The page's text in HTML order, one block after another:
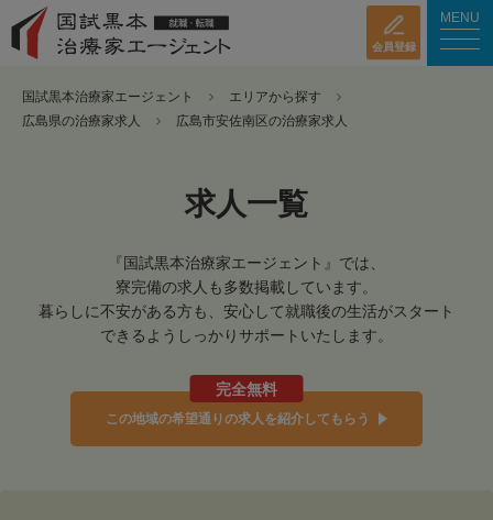
会員登録
MENU
国試黒本治療家エージェント
エリアから探す
広島県の治療家求人
広島市安佐南区の治療家求人
求人一覧
『国試黒本治療家エージェント』では、
寮完備の求人も多数掲載しています。
暮らしに不安がある方も、安心して就職後の生活がスタート
できるようしっかりサポートいたします。
完全無料
この地域の希望通りの求人を紹介してもらう